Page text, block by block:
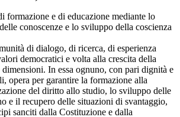
formazione e di educazione mediante lo
conoscenze e lo sviluppo della coscienza
di dialogo, di ricerca, di esperienza
democratici e volta alla crescita della
dimensioni. In essa ognuno, con pari dignità e
opera per garantire la formazione alla
del diritto allo studio, lo sviluppo delle
e il recupero delle situazioni di svantaggio,
sanciti dalla Costituzione e dalla